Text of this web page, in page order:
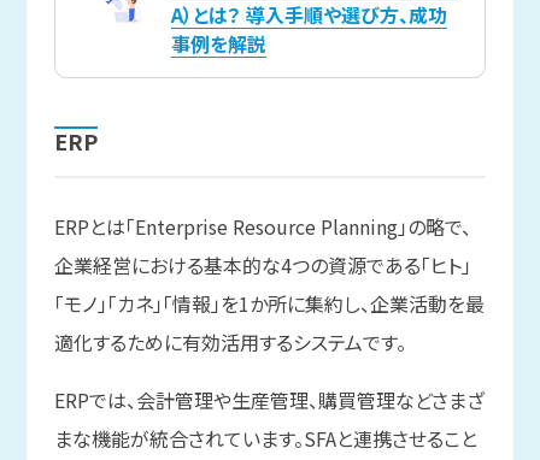
A）とは？ 導入手順や選び方、成功
事例を解説
ERP
ERPとは「Enterprise Resource Planning」の略で、
企業経営における基本的な4つの資源である「ヒト」
「モノ」「カネ」「情報」を1か所に集約し、企業活動を最
適化するために有効活用するシステムです。
ERPでは、会計管理や生産管理、購買管理などさまざ
まな機能が統合されています。SFAと連携させること